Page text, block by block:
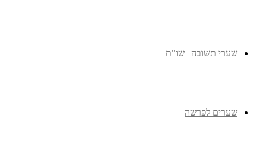
שערי תשובה | שו"ת
שערים לפרשה